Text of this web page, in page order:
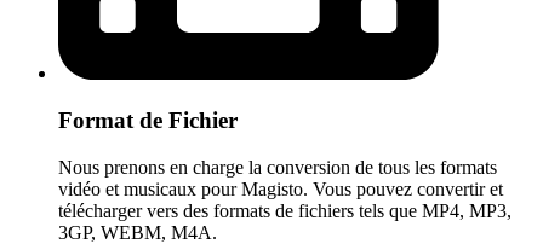
Format de Fichier
Nous prenons en charge la conversion de tous les formats
vidéo et musicaux pour Magisto. Vous pouvez convertir et
télécharger vers des formats de fichiers tels que MP4, MP3,
3GP, WEBM, M4A.